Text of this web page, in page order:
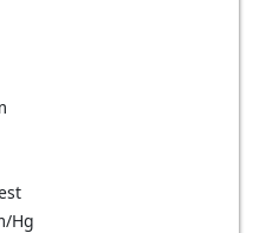
Hg